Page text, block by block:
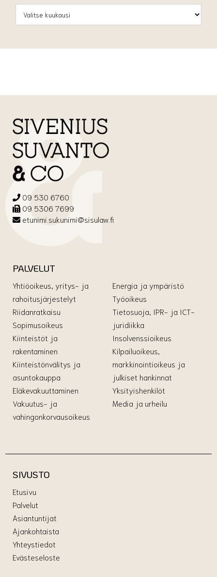
09 530 6760
09 5306 7699
etunimi.sukunimi@sisulaw.fi
PALVELUT
Yhtiöoikeus, yritys- ja
rahoitusjärjestelyt
Riidanratkaisu
Sopimusoikeus
Kiinteistöt ja
rakentaminen
Kiinteistönvälitys ja
asuntokauppa
Eläkevakuuttaminen
Vakuutus- ja
vahingonkorvausoikeus
Energia ja ympäristö
Työoikeus
Tietosuoja, IPR- ja ICT-
juridiikka
Insolvenssioikeus
Kilpailuoikeus,
markkinointioikeus ja
julkiset hankinnat
Yksityishenkilöt
Media ja urheilu
SIVUSTO
Etusivu
Palvelut
Asiantuntijat
Ajankohtaista
Yhteystiedot
Evästeseloste